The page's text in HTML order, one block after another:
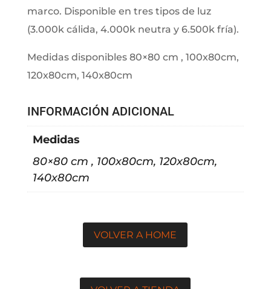
marco. Disponible en tres tipos de luz
(3.000k cálida, 4.000k neutra y 6.500k fría).
Medidas disponibles 80×80 cm , 100x80cm,
120x80cm, 140x80cm
INFORMACIÓN ADICIONAL
Medidas
80×80 cm , 100x80cm, 120x80cm,
140x80cm
VOLVER A HOME